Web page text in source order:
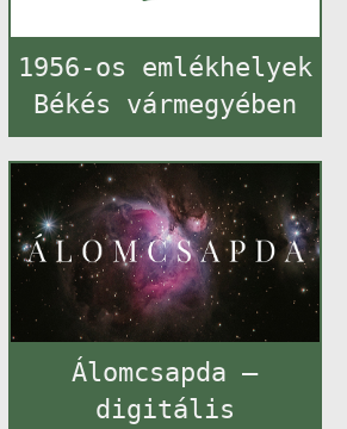
1956-os emlékhelyek
Békés vármegyében
Álomcsapda –
digitális